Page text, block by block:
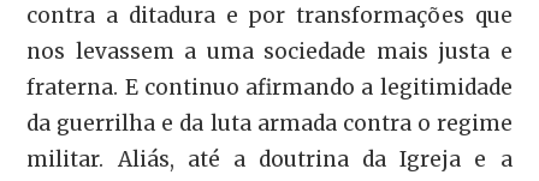
contra a ditadura e por transformações que
nos levassem a uma sociedade mais justa e
fraterna. E continuo afirmando a legitimidade
da guerrilha e da luta armada contra o regime
militar. Aliás, até a doutrina da Igreja e a